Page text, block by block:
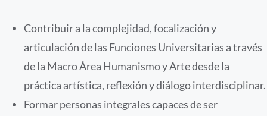
Contribuir a la complejidad, focalización y
articulación de las Funciones Universitarias a través
de la Macro Área Humanismo y Arte desde la
práctica artística, reflexión y diálogo interdisciplinar.
Formar personas integrales capaces de ser